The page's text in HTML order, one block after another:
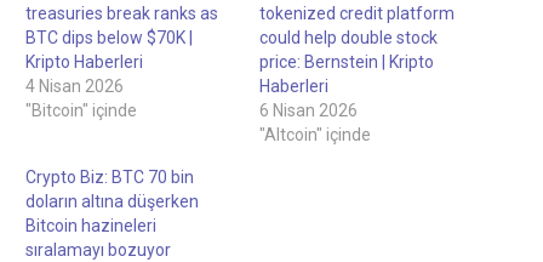
treasuries break ranks as
BTC dips below $70K |
Kripto Haberleri
4 Nisan 2026
"Bitcoin" içinde
tokenized credit platform
could help double stock
price: Bernstein | Kripto
Haberleri
6 Nisan 2026
"Altcoin" içinde
Crypto Biz: BTC 70 bin
doların altına düşerken
Bitcoin hazineleri
sıralamayı bozuyor